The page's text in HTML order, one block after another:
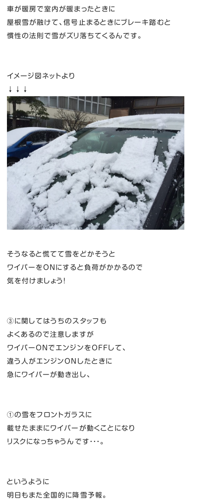
車が暖房で室内が暖まったときに
屋根雪が融けて、信号止まるときにブレーキ踏むと
慣性の法則で雪がズリ落ちてくるんです。
イメージ図ネットより
↓↓↓
そうなると慌てて雪をどかそうと
ワイパーをONにすると負荷がかかるので
気を付けましょう！
③に関してはうちのスタッフも
よくあるので注意しますが
ワイパーONでエンジンをOFFして、
違う人がエンジンONしたときに
急にワイパーが動き出し、
①の雪をフロントガラスに
載せたままにワイパーが動くことになり
リスクになっちゃうんです・・・。
というように
明日もまた全国的に降雪予報。